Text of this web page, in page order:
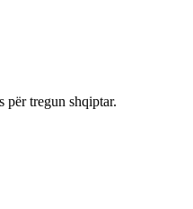
për tregun shqiptar.